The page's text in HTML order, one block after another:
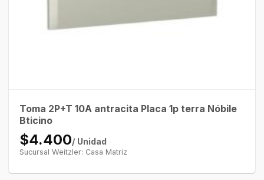
Toma 2P+T 10A antracita Placa 1p terra Nóbile
Bticino
$4.400/ Unidad
Sucursal Weitzler: Casa Matriz